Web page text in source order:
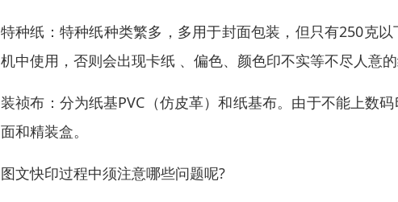
特种纸：特种纸种类繁多，多用于封面包装，但只有250克
机中使用，否则会出现卡纸 、偏色、颜色印不实等不尽人意的
装祯布：分为纸基PVC（仿皮革）和纸基布。由于不能上数
面和精装盒。
图文快印过程中须注意哪些问题呢?